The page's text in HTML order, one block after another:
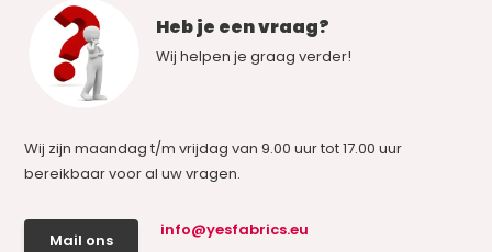
Heb je een vraag?
Wij helpen je graag verder!
Wij zijn maandag t/m vrijdag van 9.00 uur tot 17.00 uur
bereikbaar voor al uw vragen.
Mail ons
info@yesfabrics.eu